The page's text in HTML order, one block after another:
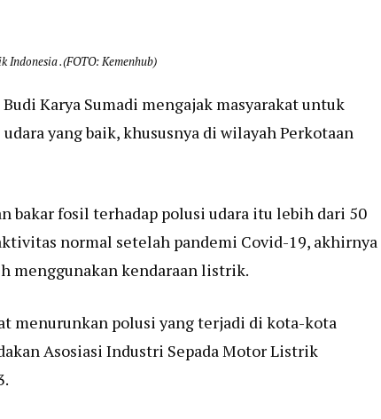
Indonesia .(FOTO: Kemenhub)
Karya Sumadi mengajak masyarakat untuk
yang baik, khususnya di wilayah Perkotaan
bakar fosil terhadap polusi udara itu lebih dari 50
normal setelah pandemi Covid-19, akhirnya
menggunakan kendaraan listrik.
menurunkan polusi yang terjadi di kota-kota
Asosiasi Industri Sepada Motor Listrik